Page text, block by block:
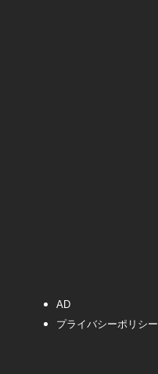
AD
プライバシーポリシー